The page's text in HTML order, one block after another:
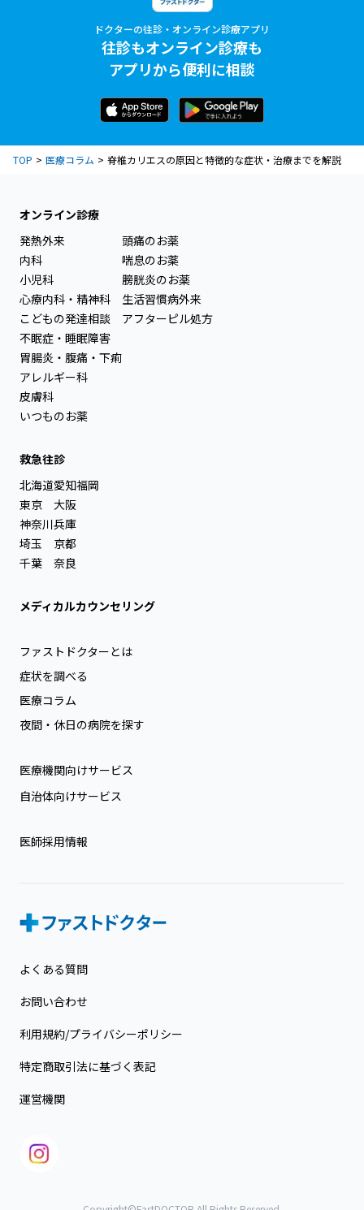
ドクターの往診・オンライン診療アプリ
往診もオンライン診療も
アプリから便利に相談
TOP 医療コラム 脊椎カリエスの原因と特徴的な症状・治療までを解説
オンライン診療
発熱外来
内科
小児科
心療内科・精神科
こどもの発達相談
不眠症・睡眠障害
胃腸炎・腹痛・下痢
アレルギー科
皮膚科
いつものお薬
頭痛のお薬
喘息のお薬
膀胱炎のお薬
生活習慣病外来
アフターピル処方
救急往診
北海道
東京
神奈川
埼玉
千葉
愛知
大阪
兵庫
京都
奈良
福岡
メディカルカウンセリング
ファストドクターとは
症状を調べる
医療コラム
夜間・休日の病院を探す
医療機関向けサービス
自治体向けサービス
医師採用情報
よくある質問
お問い合わせ
利用規約/プライバシーポリシー
特定商取引法に基づく表記
運営機関